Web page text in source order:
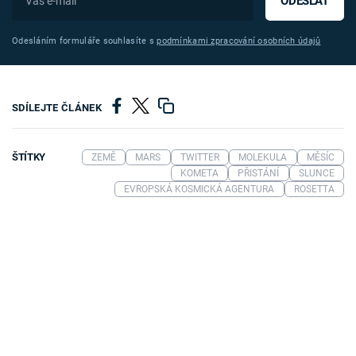
Odesláním formuláře souhlasíte spodmínkami zpracování osobních údajů
SDÍLEJTE ČLÁNEK
ŠTÍTKY ZEMĚ MARS TWITTER MOLEKULA
MĚSÍC
KOMETA
PŘISTÁNÍ
SLUNCE
EVROPSKÁ KOSMICKÁ AGENTURA
ROSETTA